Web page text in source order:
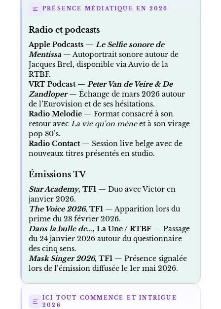
PRÉSENCE MÉDIATIQUE EN 2026
Radio et podcasts
Apple Podcasts — Le Selfie sonore de
Mentissa— Autoportrait sonore autour de
Jacques Brel, disponible via Auvio de la
RTBF.
VRT Podcast — Peter Van de Veire & De
Zandloper— Échange de mars 2026 autour
de l’Eurovision et de ses hésitations.
Radio Melodie— Format consacré à son
retour avec La vie qu’on mèneet à son virage
pop 80’s.
Radio Contact— Session live belge avec de
nouveaux titres présentés en studio.
Émissions TV
Star Academy, TF1— Duo avec Victor en
janvier 2026.
The Voice 2026, TF1— Apparition lors du
prime du 28 février 2026.
Dans la bulle de..., La Une / RTBF— Passage
du 24 janvier 2026 autour du questionnaire
des cinq sens.
Mask Singer 2026, TF1— Présence signalée
lors de l’émission diffusée le 1er mai 2026.
ICI TOUT COMMENCE ET INTRIGUE
2026